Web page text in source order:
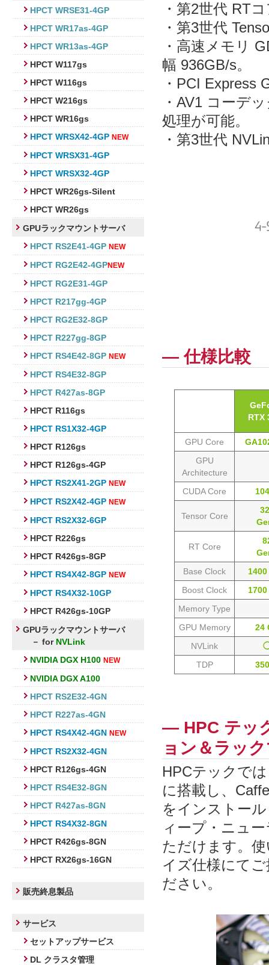
・第2世代 RT
・第3世代
・高速メモリ
幅 936GB/s。
・PCI Express
・AV1 コーデ
処理が可能。
・第3世代
― 仕様比較
RTX
GPU Core
GPU
Architecture
CUDA Core
Tensor Core
RT Core
Base Clock
1400
Boost Clock
1700
Memory Type
GPU Memory
24
NVLink
TDP
― HPC テッ
ョン＆ラッ
HPCテックで
に搭載し、
をインストー
ィープ・ニュ
ただけます。
イズ仕様にて
ださい。
HPCT WRSE31-4GP
HPCT WR17as-4GP
HPCT WR13as-4GP
HPCT W117gs
HPCT W116gs
HPCT W216gs
HPCT WR16gs
HPCT WRSX42-4GP NEW
HPCT WRSX31-4GP
HPCT WRSX32-4GP
HPCT WR26gs-Silent
HPCT WR26gs
GPUラックマウントサーバ
HPCT RS2E41-4GP NEW
HPCT RG2E42-4GPNEW
HPCT RG2E31-4GP
HPCT R217gg-4GP
HPCT RG2E32-8GP
HPCT R227gg-8GP
HPCT RS4E42-8GP NEW
HPCT RS4E32-8GP
HPCT R427as-8GP
HPCT R116gs
HPCT RS1X32-4GP
HPCT R126gs
HPCT R126gs-4GP
HPCT RS2X41-2GP NEW
HPCT RS2X42-4GP NEW
HPCT RS2X32-6GP
HPCT R226gs
HPCT R426gs-8GP
HPCT RS4X42-8GP NEW
HPCT RS4X32-10GP
HPCT R426gs-10GP
GPUラックマウントサーバ
－ for NVLink
NVIDIA DGX H100 NEW
NVIDIA DGX A100
HPCT RS2E32-4GN
HPCT R227as-4GN
HPCT RS4X42-4GN NEW
HPCT RS2X32-4GN
HPCT R126gs-4GN
HPCT RS4E32-8GN
HPCT R427as-8GN
HPCT RS4X32-8GN
HPCT R426gs-8GN
HPCT RX26gs-16GN
販売終息製品
サービス
セットアップサービス
DL クラスタ管理